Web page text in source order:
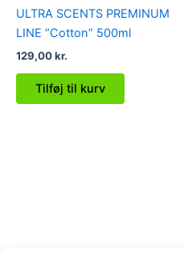
ULTRA SCENTS PREMINUM
LINE “Cotton” 500ml
129,00kr.
Tilføj til kurv